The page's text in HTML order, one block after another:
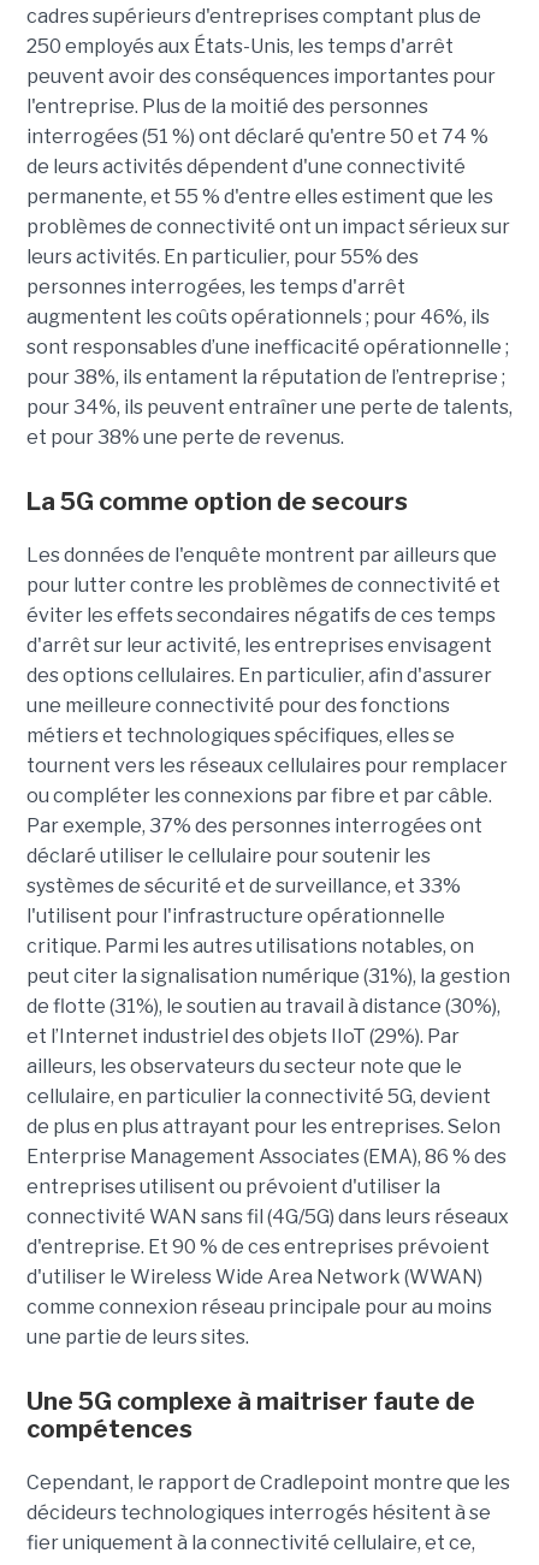
cadres supérieurs d'entreprises comptant plus de
250 employés aux États-Unis, les temps d'arrêt
peuvent avoir des conséquences importantes pour
l'entreprise. Plus de la moitié des personnes
interrogées (51 %) ont déclaré qu'entre 50 et 74 %
de leurs activités dépendent d'une connectivité
permanente, et 55 % d'entre elles estiment que les
problèmes de connectivité ont un impact sérieux sur
leurs activités. En particulier, pour 55% des
personnes interrogées, les temps d'arrêt
augmentent les coûts opérationnels ; pour 46%, ils
sont responsables d’une inefficacité opérationnelle ;
pour 38%, ils entament la réputation de l’entreprise ;
pour 34%, ils peuvent entraîner une perte de talents,
et pour 38% une perte de revenus.
La 5G comme option de secours
Les données de l'enquête montrent par ailleurs que
pour lutter contre les problèmes de connectivité et
éviter les effets secondaires négatifs de ces temps
d'arrêt sur leur activité, les entreprises envisagent
des options cellulaires. En particulier, afin d'assurer
une meilleure connectivité pour des fonctions
métiers et technologiques spécifiques, elles se
tournent vers les réseaux cellulaires pour remplacer
ou compléter les connexions par fibre et par câble.
Par exemple, 37% des personnes interrogées ont
déclaré utiliser le cellulaire pour soutenir les
systèmes de sécurité et de surveillance, et 33%
l'utilisent pour l'infrastructure opérationnelle
critique. Parmi les autres utilisations notables, on
peut citer la signalisation numérique (31%), la gestion
de flotte (31%), le soutien au travail à distance (30%),
et l’Internet industriel des objets IIoT (29%). Par
ailleurs, les observateurs du secteur note que le
cellulaire, en particulier la connectivité 5G, devient
de plus en plus attrayant pour les entreprises. Selon
Enterprise Management Associates (EMA), 86 % des
entreprises utilisent ou prévoient d'utiliser la
connectivité WAN sans fil (4G/5G) dans leurs réseaux
d'entreprise. Et 90 % de ces entreprises prévoient
d'utiliser le Wireless Wide Area Network (WWAN)
comme connexion réseau principale pour au moins
une partie de leurs sites.
Une 5G complexe à maitriser faute de
compétences
Cependant, le rapport de Cradlepoint montre que les
décideurs technologiques interrogés hésitent à se
fier uniquement à la connectivité cellulaire, et ce,